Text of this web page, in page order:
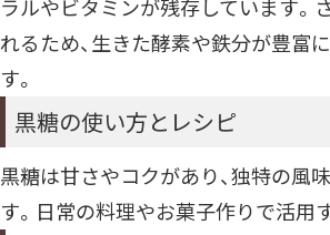
ラルやビタミンが残存しています。
れるため、生きた酵素や鉄分が豊富
す。
黒糖の使い方とレシピ
黒糖は甘さやコクがあり、独特の風
す。日常の料理やお菓子作りで活用